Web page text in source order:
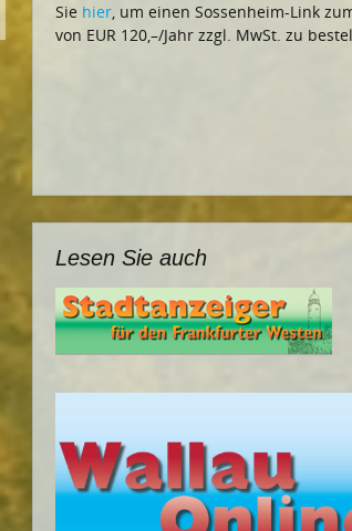
Sie hier, um einen Sossenheim-Link
von EUR 120,–/Jahr zzgl. MwSt. zu
Lesen Sie auch